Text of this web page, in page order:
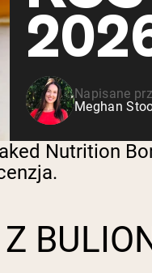
Napisane
Meghan
Nutrition